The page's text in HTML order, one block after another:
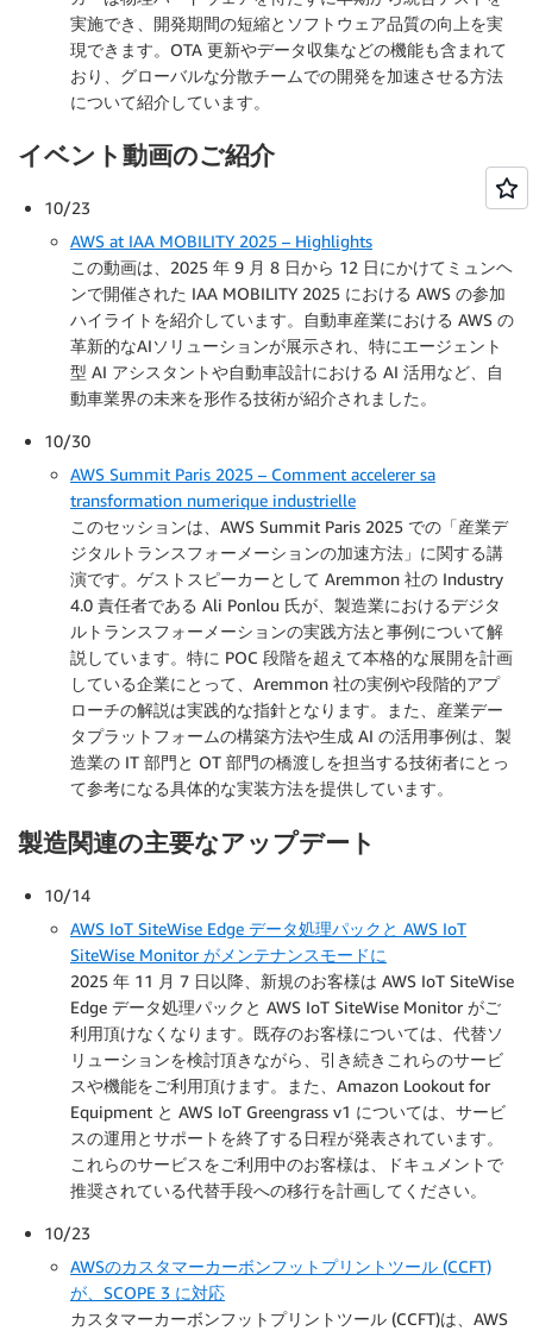
実施でき、開発期間の短縮とソフトウェア品質の向上を実
現できます。OTA 更新やデータ収集などの機能も含まれて
おり、グローバルな分散チームでの開発を加速させる方法
について紹介しています。
イベント動画のご紹介
10/23
AWS at IAA MOBILITY 2025 – Highlights
この動画は、2025 年 9 月 8 日から 12 日にかけてミュンヘ
ンで開催された IAA MOBILITY 2025 における AWS の参加
ハイライトを紹介しています。自動車産業における AWS の
革新的なAIソリューションが展示され、特にエージェント
型 AI アシスタントや自動車設計における AI 活用など、自
動車業界の未来を形作る技術が紹介されました。
10/30
AWS Summit Paris 2025 – Comment accelerer sa
transformation numerique industrielle
このセッションは、AWS Summit Paris 2025 での「産業デ
ジタルトランスフォーメーションの加速方法」に関する講
演です。ゲストスピーカーとして Aremmon 社の Industry
4.0 責任者である Ali Ponlou 氏が、製造業におけるデジタ
ルトランスフォーメーションの実践方法と事例について解
説しています。特に POC 段階を超えて本格的な展開を計画
している企業にとって、Aremmon 社の実例や段階的アプ
ローチの解説は実践的な指針となります。また、産業デー
タプラットフォームの構築方法や生成 AI の活用事例は、製
造業の IT 部門と OT 部門の橋渡しを担当する技術者にとっ
て参考になる具体的な実装方法を提供しています。
製造関連の主要なアップデート
10/14
AWS IoT SiteWise Edge データ処理パックと AWS IoT
SiteWise Monitor がメンテナンスモードに
2025 年 11 月 7 日以降、新規のお客様は AWS IoT SiteWise
Edge データ処理パックと AWS IoT SiteWise Monitor がご
利用頂けなくなります。既存のお客様については、代替ソ
リューションを検討頂きながら、引き続きこれらのサービ
スや機能をご利用頂けます。また、Amazon Lookout for
Equipment と AWS IoT Greengrass v1 については、サービ
スの運用とサポートを終了する日程が発表されています。
これらのサービスをご利用中のお客様は、ドキュメントで
推奨されている代替手段への移行を計画してください。
10/23
AWSのカスタマーカーボンフットプリントツール (CCFT)
が、SCOPE 3 に対応
カスタマーカーボンフットプリントツール (CCFT)は、AWS